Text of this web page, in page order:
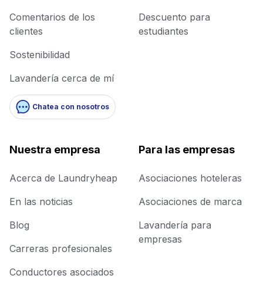
Comentarios de los
clientes
Sostenibilidad
Lavandería cerca de mí
Chatea con nosotros
Descuento para
estudiantes
Nuestra empresa
Acerca de Laundryheap
En las noticias
Blog
Carreras profesionales
Conductores asociados
Para las empresas
Asociaciones hoteleras
Asociaciones de marca
Lavandería para
empresas